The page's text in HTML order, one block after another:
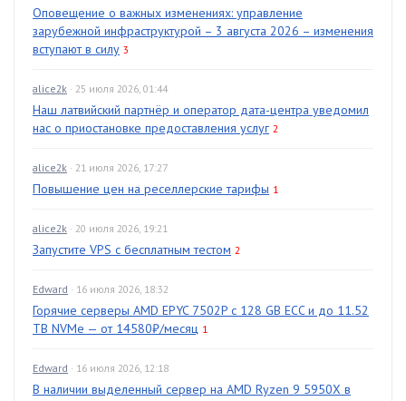
Оповещение о важных изменениях: управление
зарубежной инфраструктурой – 3 августа 2026 – изменения
вступают в силу 3
alice2k · 25 июля 2026, 01:44
Наш латвийский партнёр и оператор дата-центра уведомил
нас о приостановке предоставления услуг 2
alice2k · 21 июля 2026, 17:27
Повышение цен на реселлерские тарифы 1
alice2k · 20 июля 2026, 19:21
Запустите VPS с бесплатным тестом 2
Edward · 16 июля 2026, 18:32
Горячие серверы AMD EPYC 7502P с 128 GB ECC и до 11.52
TB NVMe — от 14580₽/месяц 1
Edward · 16 июля 2026, 12:18
В наличии выделенный сервер на AMD Ryzen 9 5950X в